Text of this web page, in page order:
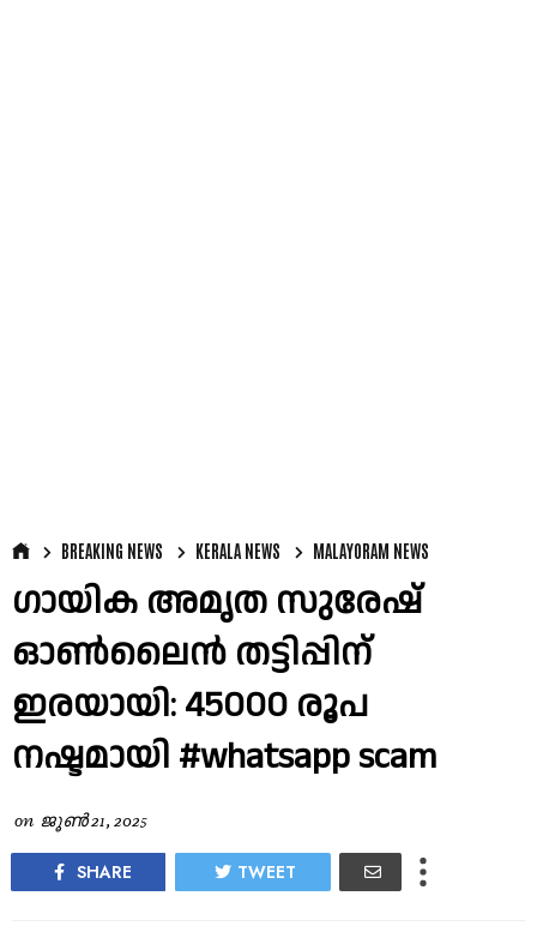
BREAKING NEWS KERALA NEWS MALAYORAM NEWS
ഗായിക അമൃത സുരേഷ്
ഓൺലൈൻ തട്ടിപ്പിന്
ഇരയായി: 45000 രൂപ
നഷ്ടമായി #whatsapp scam
on ജൂൺ 21, 2025
SHARE TWEET